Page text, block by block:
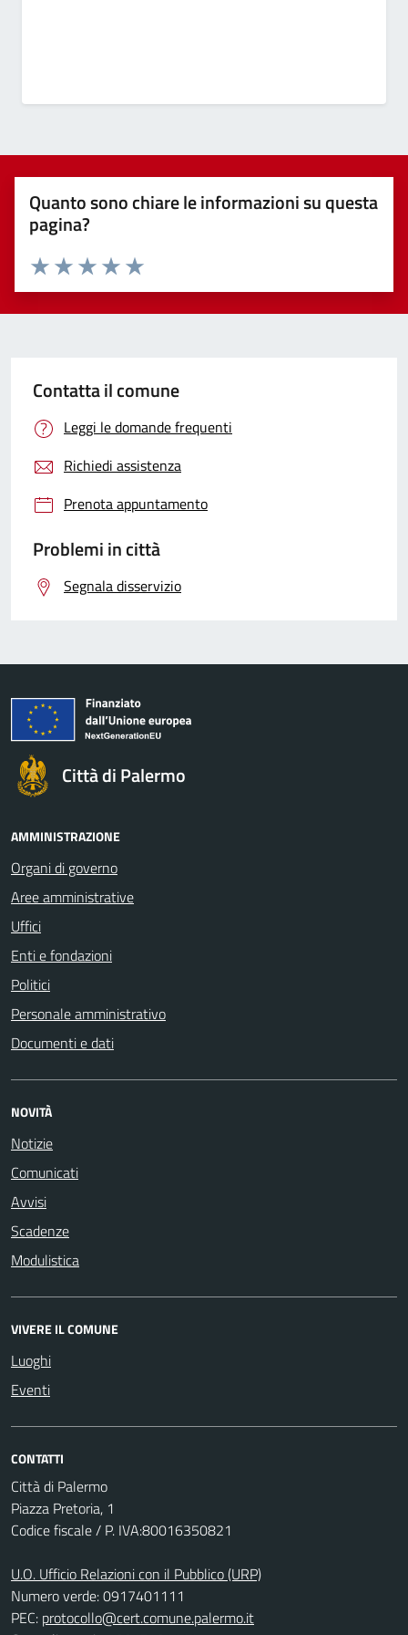
Quanto sono chiare le informazioni su questa
pagina?
Valuta 5 stelle su 5
Valuta 4 stelle su 5
Valuta 3 stelle su 5
Valuta 2 stelle su 5
Valuta 1 stelle su 5
Contatta il comune
Leggi le domande frequenti
Richiedi assistenza
Prenota appuntamento
Problemi in città
Segnala disservizio
Città di Palermo
AMMINISTRAZIONE
Organi di governo
Aree amministrative
Uffici
Enti e fondazioni
Politici
Personale amministrativo
Documenti e dati
NOVITÀ
Notizie
Comunicati
Avvisi
Scadenze
Modulistica
VIVERE IL COMUNE
Luoghi
Eventi
CONTATTI
Città di Palermo
Piazza Pretoria, 1
Codice fiscale / P. IVA:80016350821
U.O. Ufficio Relazioni con il Pubblico (URP)
Numero verde: 0917401111
PEC: protocollo@cert.comune.palermo.it